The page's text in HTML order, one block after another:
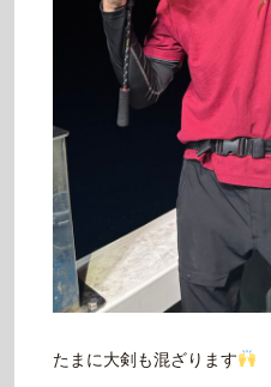
たまに大剣も混ざります